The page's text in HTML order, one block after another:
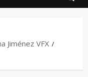
Jiménez VFX